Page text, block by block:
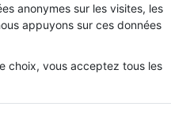
Etude biblique
Segond
Darby
Bandes dessinées
Souffrance, Relation d'aide
Ethique, société, politique
Adolescents, jeunes
Rap, Hip-hop
Louange, Adoration
Pop, Rock
Films, fiction
Jeux
Papeterie
States).
anonymes sur les visites, les
appuyons sur ces données
choix, vous acceptez tous les